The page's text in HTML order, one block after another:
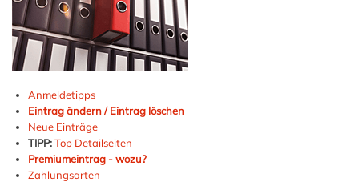
Anmeldetipps
Eintrag ändern / Eintrag löschen
Neue Einträge
TIPP:Top Detailseiten
Premiumeintrag - wozu?
Zahlungsarten